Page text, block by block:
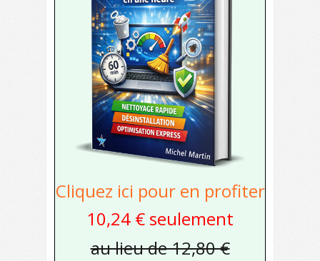
Cliquez ici pour en profiter
10,24 € seulement
au lieu de 12,80 €